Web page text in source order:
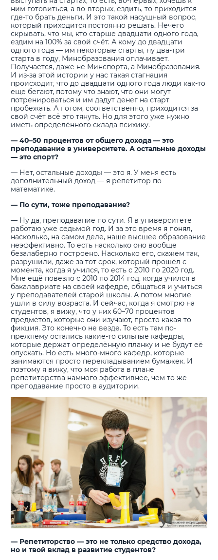
ним готовиться, а во-вторых, ездить, то приходится
где-то брать деньги. И это такой насущный вопрос,
который приходится постоянно решать. Нечего
скрывать, что мы, кто старше двадцати одного года,
ездим на 100% за свой счёт. А кому до двадцати
одного года — им некоторые старты, ну два-три
старта в году, Минобразования оплачивает.
Получается, даже не Минспорта, а Минобразования.
И из-за этой истории у нас такая стагнация
происходит, что до двадцати одного года люди как-то
ещё бегают, потому что знают, что они могут
потренироваться и им дадут денег на старт
пробежать. А потом, соответственно, приходится за
свой счёт всё это тянуть. Но для этого уже нужно
иметь определённого склада психику.
— 40–50 процентов от общего дохода — это
преподавание в университете. А остальные доходы
— это спорт?
— Нет, остальные доходы — это я. У меня есть
дополнительный доход — я репетитор по
математике.
— По сути, тоже преподавание?
— Ну да, преподавание по сути. Я в университете
работаю уже седьмой год. И за это время я понял,
насколько, на самом деле, наше высшее образование
неэффективно. То есть насколько оно вообще
безалаберно построено. Насколько его, скажем так,
разрушили, даже за тот срок, который прошёл с
момента, когда я учился, то есть с 2010 по 2020 год.
Мне ещё повезло с 2010 по 2014 год, когда учился в
бакалавриате на своей кафедре, общаться и учиться
у преподавателей старой школы. А потом многие
ушли в силу возраста. И сейчас, когда я смотрю на
студентов, я вижу, что у них 60–70 процентов
предметов, которые они изучают, просто какая-то
фикция. Это конечно не везде. То есть там по-
прежнему остались какие-то сильные кафедры,
которые держат определённую планку и не будут её
опускать. Но есть много-много кафедр, которые
занимаются просто перекладыванием бумажек. И
поэтому я вижу, что моя работа в плане
репетиторства намного эффективнее, чем то же
преподавание просто в аудитории.
— Репетиторство — это не только средство дохода,
но и твой вклад в развитие студентов?